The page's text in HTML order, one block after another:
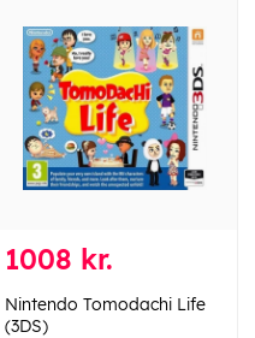
1008 kr.
Nintendo Tomodachi Life
(3DS)